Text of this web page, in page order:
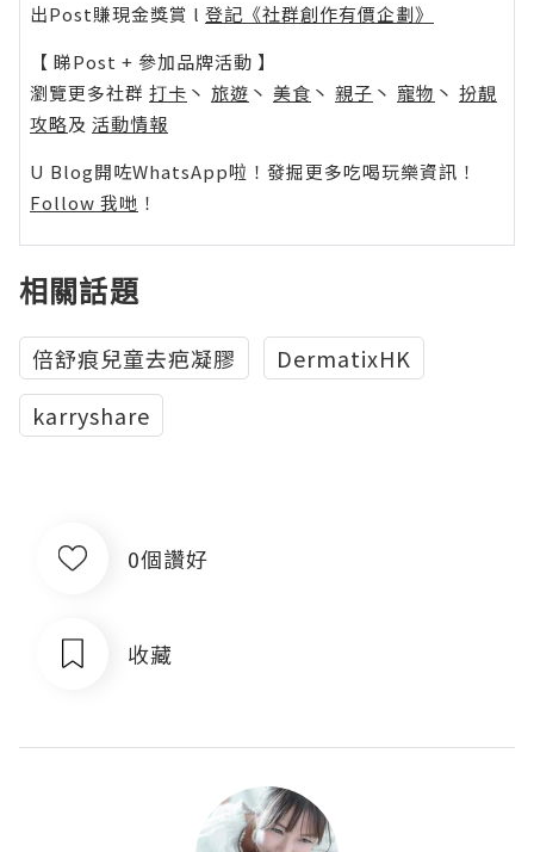
出Post賺現金獎賞 l 登記《社群創作有價企劃》
【 睇Post + 參加品牌活動 】
瀏覽更多社群 打卡 丶 旅遊 丶 美食 丶 親子 丶 寵物 丶 扮靚
攻略及 活動情報
U Blog開咗WhatsApp啦！發掘更多吃喝玩樂資訊！
Follow 我哋 ！
相關話題
倍舒痕兒童去疤凝膠
DermatixHK
karryshare
0個讚好
收藏